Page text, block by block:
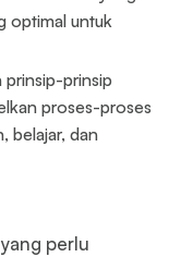
optimal untuk
prinsip-prinsip
proses-proses
belajar, dan
perlu